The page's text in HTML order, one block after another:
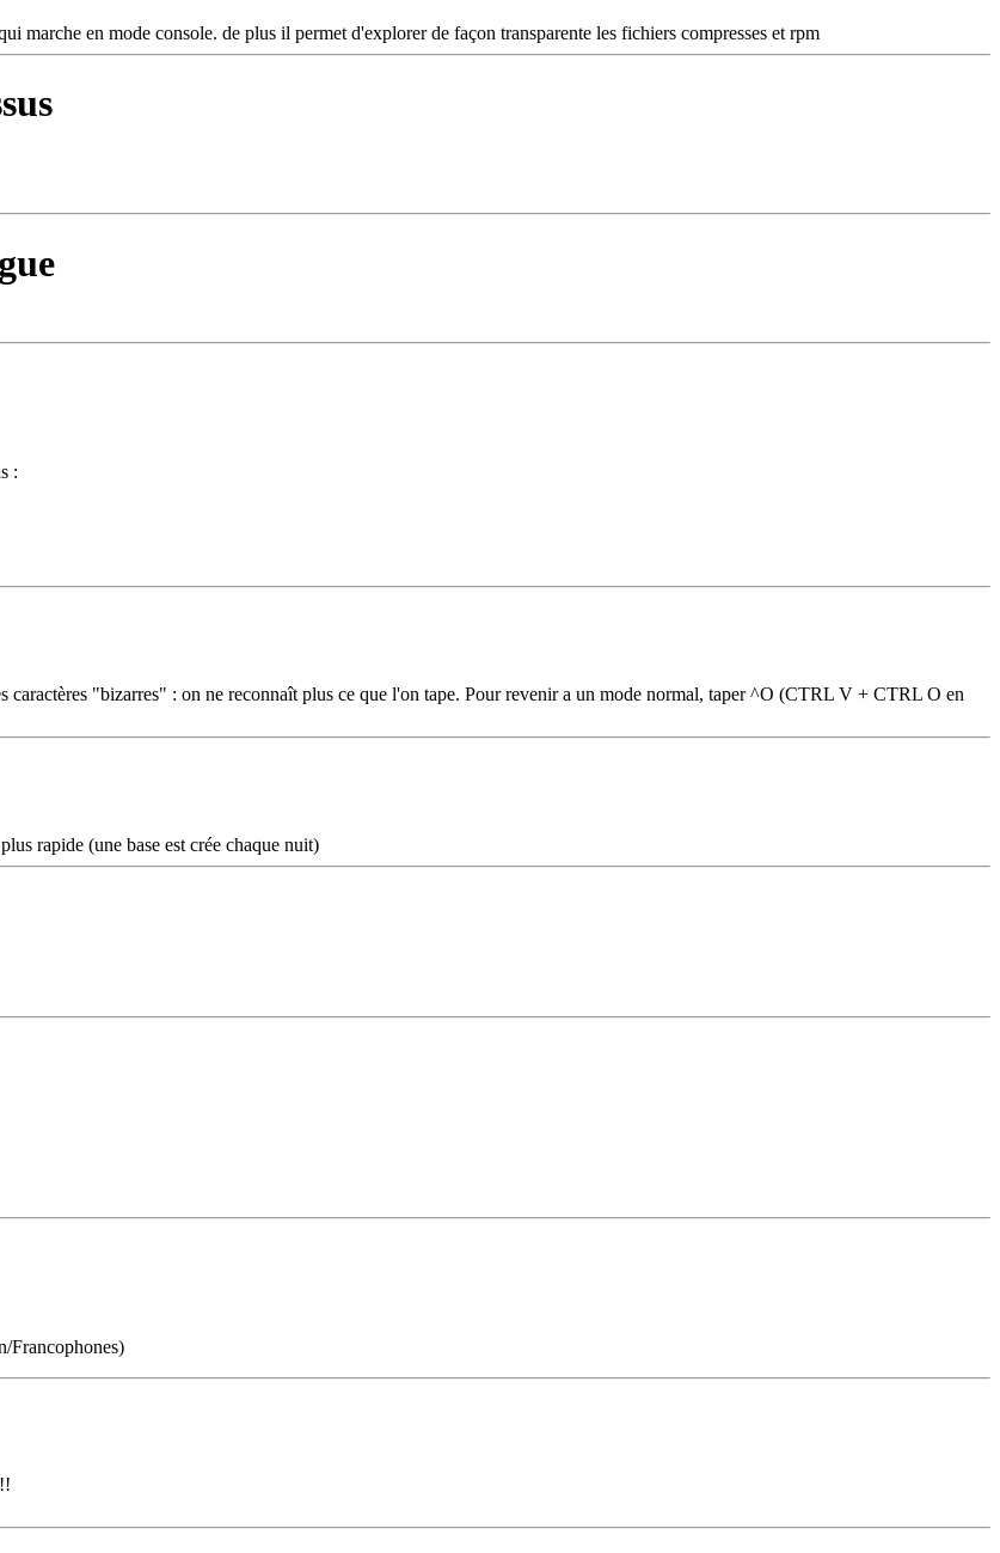
marche en mode console. de plus il permet d'explorer de façon transparente les fichiers compresses et rpm
:
caractères "bizarres" : on ne reconnaît plus ce que l'on tape. Pour revenir a un mode normal, taper ^O (CTRL V + CTRL O en
plus rapide (une base est crée chaque nuit)
Francophones)